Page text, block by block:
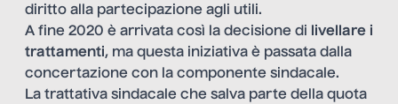
diritto alla partecipazione agli utili.
A fine 2020 è arrivata così la decisione di
livellare i
trattamenti, ma questa iniziativa è passata dalla
concertazione con la componente sindacale.
La trattativa sindacale che salva parte della quota